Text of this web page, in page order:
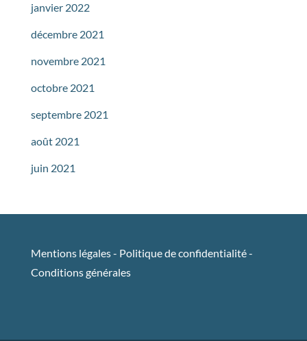
janvier 2022
décembre 2021
novembre 2021
octobre 2021
septembre 2021
août 2021
juin 2021
Mentions légales- Politique de confidentialité-
Conditions générales